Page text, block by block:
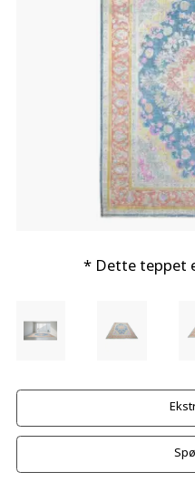
* Dette teppet